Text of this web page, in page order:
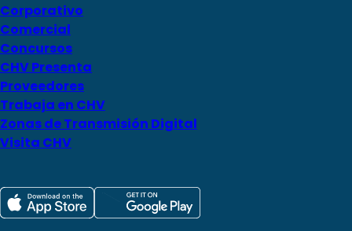
Corporativo
Comercial
Concursos
CHV Presenta
Proveedores
Trabaja en CHV
Zonas de Transmisión Digital
Visita CHV